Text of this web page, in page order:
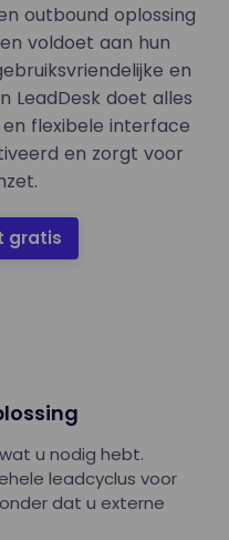
outbound oplossing
voldoet aan hun
en
LeadDesk doet alles
flexibele interface
en zorgt voor
gratis
u nodig hebt.
leadcyclus voor
dat u externe